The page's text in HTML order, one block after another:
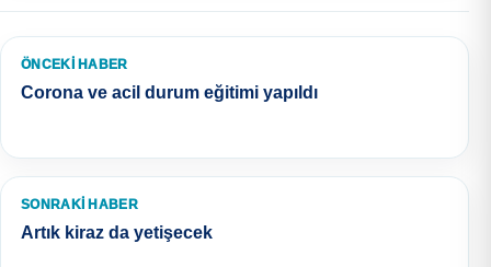
ÖNCEKI HABER
Corona ve acil durum eğitimi yapıldı
SONRAKI HABER
Artık kiraz da yetişecek